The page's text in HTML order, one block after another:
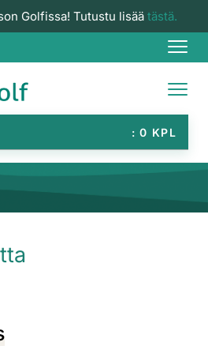
Golfissa! Tutustu lisää tästä.
0